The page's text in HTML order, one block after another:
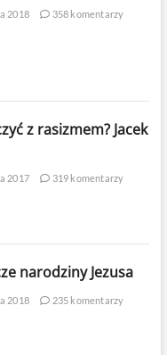
2018 358 komentarzy
z rasizmem? Jacek
2017 319 komentarzy
narodziny Jezusa
2018 235 komentarzy